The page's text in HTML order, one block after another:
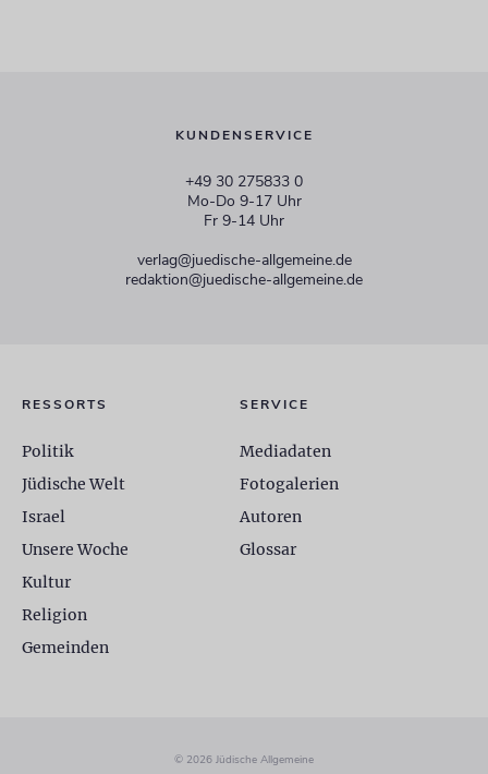
KUNDENSERVICE
+49 30 275833 0
Mo-Do 9-17 Uhr
Fr 9-14 Uhr
verlag@juedische-allgemeine.de
redaktion@juedische-allgemeine.de
RESSORTS
Politik
Jüdische Welt
Israel
Unsere Woche
Kultur
Religion
Gemeinden
SERVICE
Mediadaten
Fotogalerien
Autoren
Glossar
© 2026 Jüdische Allgemeine